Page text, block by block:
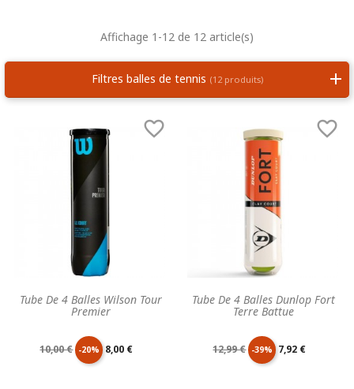
Affichage 1-12 de 12 article(s)
Filtres balles de tennis (12 produits)
Tube De 4 Balles Wilson Tour
Premier

Prix
10,00 € -20% Prix
8,00 €
Tube De 4 Balles Dunlop Fort
Terre Battue

Prix
12,99 € -39% Prix
7,92 €